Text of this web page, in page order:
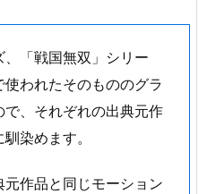
「戦国無双」シリー
われたそのもののグラ
、それぞれの出典元作
染めます。
作品と同じモーション